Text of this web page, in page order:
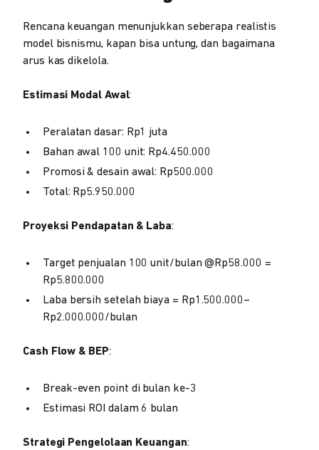
Rencana keuangan menunjukkan seberapa realistis
model bisnismu, kapan bisa untung, dan bagaimana
arus kas dikelola.
Estimasi Modal Awal:
Peralatan dasar: Rp1 juta
Bahan awal 100 unit: Rp4.450.000
Promosi & desain awal: Rp500.000
Total: Rp5.950.000
Proyeksi Pendapatan & Laba:
Target penjualan 100 unit/bulan @Rp58.000 =
Rp5.800.000
Laba bersih setelah biaya = Rp1.500.000–
Rp2.000.000/bulan
Cash Flow & BEP:
Break-even point di bulan ke-3
Estimasi ROI dalam 6 bulan
Strategi Pengelolaan Keuangan: